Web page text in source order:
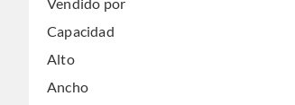
Capacidad
Alto
Ancho